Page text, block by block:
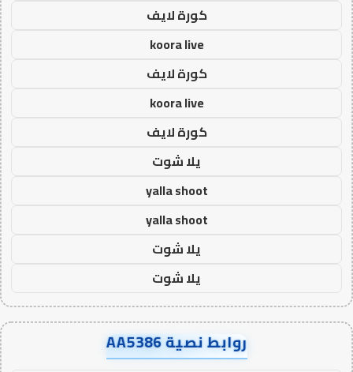
كورة لايف
koora live
كورة لايف
koora live
كورة لايف
يلا شوت
yalla shoot
yalla shoot
يلا شوت
يلا شوت
روابط نصية AA5386